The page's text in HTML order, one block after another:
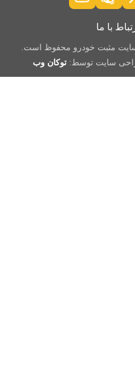
با ما
سایت توسط: توکان وب